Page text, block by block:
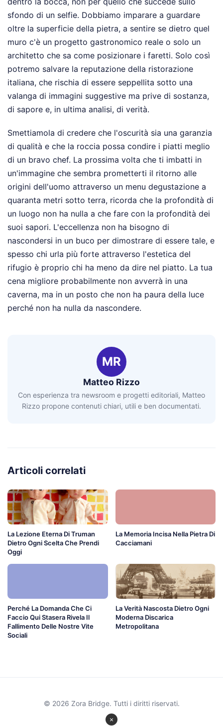
sfondo di un selfie. Dobbiamo imparare a guardare
oltre la superficie della pietra, a sentire se dietro quel
muro c'è un progetto gastronomico reale o solo un
architetto che sa come posizionare i faretti. Solo così
potremo salvare la reputazione della ristorazione
italiana, che rischia di essere seppellita sotto una
valanga di immagini suggestive ma prive di sostanza,
di sapore e, in ultima analisi, di verità.
Smettiamola di credere che l'oscurità sia una garanzia
di qualità e che la roccia possa condire i piatti meglio
di un bravo chef. La prossima volta che ti imbatti in
un'immagine che sembra prometterti il ritorno alle
origini dell'uomo attraverso un menu degustazione a
quaranta metri sotto terra, ricorda che la profondità di
un luogo non ha nulla a che fare con la profondità dei
suoi sapori. L'eccellenza non ha bisogno di
nascondersi in un buco per dimostrare di essere tale, e
spesso chi urla più forte attraverso l'estetica del
rifugio è proprio chi ha meno da dire nel piatto. La tua
cena migliore probabilmente non avverrà in una
caverna, ma in un posto che non ha paura della luce
perché non ha nulla da nascondere.
MR
Matteo Rizzo
Con esperienza tra newsroom e progetti editoriali, Matteo
Rizzo propone contenuti chiari, utili e ben documentati.
Articoli correlati
La Lezione Eterna Di Truman
Dietro Ogni Scelta Che Prendi
Oggi
La Memoria Incisa Nella Pietra Di
Cacciamani
Perché La Domanda Che Ci
Faccio Qui Stasera Rivela Il
Fallimento Delle Nostre Vite
Sociali
La Verità Nascosta Dietro Ogni
Moderna Discarica
Metropolitana
×
© 2026 Zora Bridge. Tutti i diritti riservati.